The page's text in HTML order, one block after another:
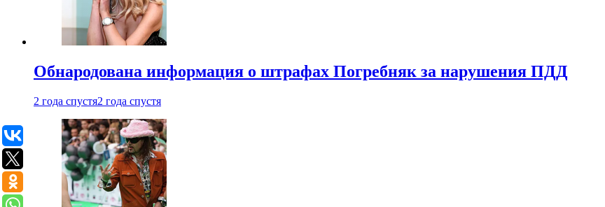
Обнародована информация о штрафах Погребняк за нарушения ПДД
2 года спустя2 года спустя